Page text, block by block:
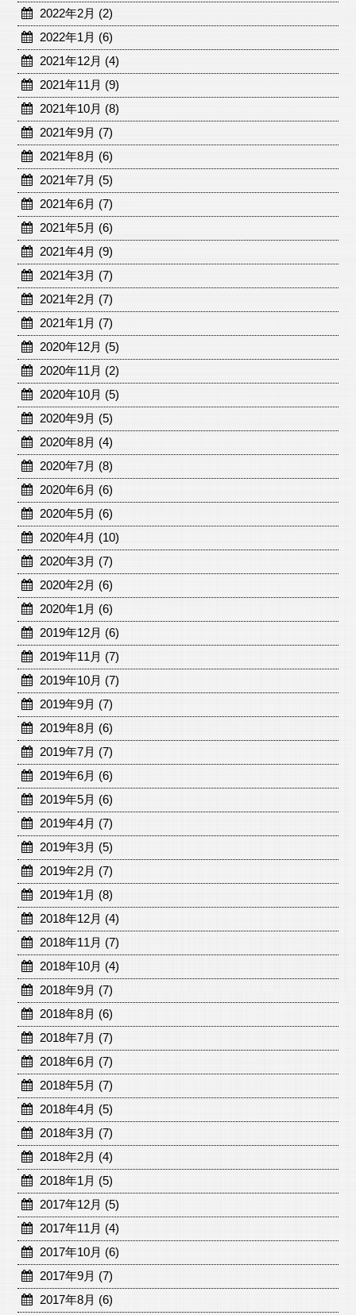
2022年2月 (2)
2022年1月 (6)
2021年12月 (4)
2021年11月 (9)
2021年10月 (8)
2021年9月 (7)
2021年8月 (6)
2021年7月 (5)
2021年6月 (7)
2021年5月 (6)
2021年4月 (9)
2021年3月 (7)
2021年2月 (7)
2021年1月 (7)
2020年12月 (5)
2020年11月 (2)
2020年10月 (5)
2020年9月 (5)
2020年8月 (4)
2020年7月 (8)
2020年6月 (6)
2020年5月 (6)
2020年4月 (10)
2020年3月 (7)
2020年2月 (6)
2020年1月 (6)
2019年12月 (6)
2019年11月 (7)
2019年10月 (7)
2019年9月 (7)
2019年8月 (6)
2019年7月 (7)
2019年6月 (6)
2019年5月 (6)
2019年4月 (7)
2019年3月 (5)
2019年2月 (7)
2019年1月 (8)
2018年12月 (4)
2018年11月 (7)
2018年10月 (4)
2018年9月 (7)
2018年8月 (6)
2018年7月 (7)
2018年6月 (7)
2018年5月 (7)
2018年4月 (5)
2018年3月 (7)
2018年2月 (4)
2018年1月 (5)
2017年12月 (5)
2017年11月 (4)
2017年10月 (6)
2017年9月 (7)
2017年8月 (6)